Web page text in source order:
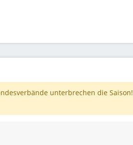
unterbrechen die Saison!